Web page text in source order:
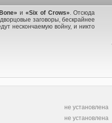
и«Six of Crows». Отсюда
заговоры, бескрайнее
нескончаемую войну, и никто
не установлена
не установлена